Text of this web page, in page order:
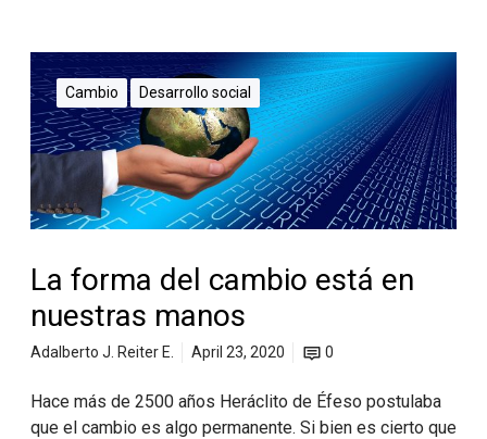
Cambio Desarrollo social
La forma del cambio está en
nuestras manos
Adalberto J. Reiter E. April 23, 2020 0
Hace más de 2500 años Heráclito de Éfeso postulaba
que el cambio es algo permanente. Si bien es cierto que